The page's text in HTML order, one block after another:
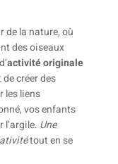
de la nature, où
des oiseaux
activité originale
créer des
les liens
vos enfants
Une
tout en se